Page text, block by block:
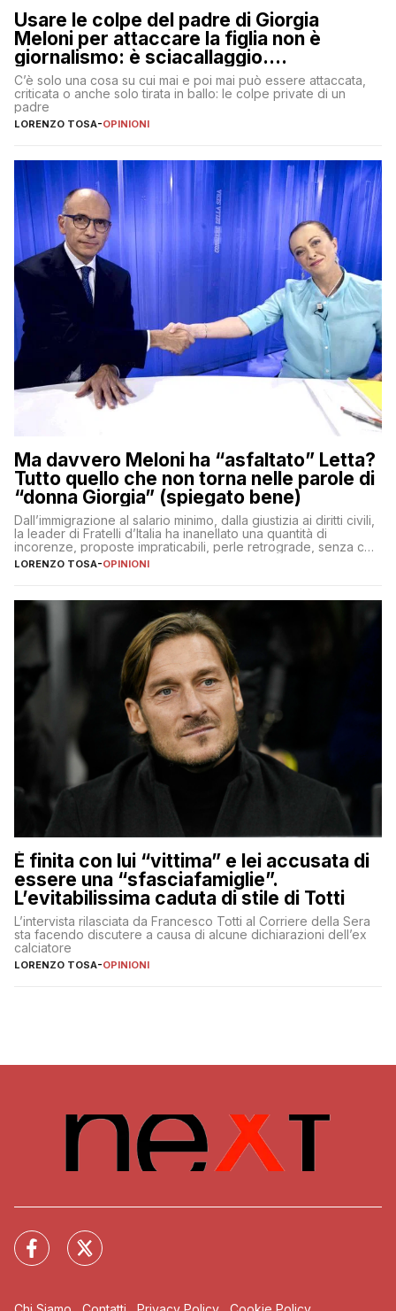
Usare le colpe del padre di Giorgia
Meloni per attaccare la figlia non è
giornalismo: è sciacallaggio.
Dimostriamo di essere diversi
C’è solo una cosa su cui mai e poi mai può essere attaccata,
criticata o anche solo tirata in ballo: le colpe private di un
padre
LORENZO TOSA-OPINIONI
Ma davvero Meloni ha “asfaltato” Letta?
Tutto quello che non torna nelle parole di
“donna Giorgia” (spiegato bene)
Dall’immigrazione al salario minimo, dalla giustizia ai diritti civili,
la leader di Fratelli d’Italia ha inanellato una quantità di
incorenze, proposte impraticabili, perle retrograde, senza che
nessuno – a destra come a sinistra – glielo abbia fatto notare
LORENZO TOSA-OPINIONI
È finita con lui “vittima” e lei accusata di
essere una “sfasciafamiglie”.
L’evitabilissima caduta di stile di Totti
L’intervista rilasciata da Francesco Totti al Corriere della Sera
sta facendo discutere a causa di alcune dichiarazioni dell’ex
calciatore
LORENZO TOSA-OPINIONI